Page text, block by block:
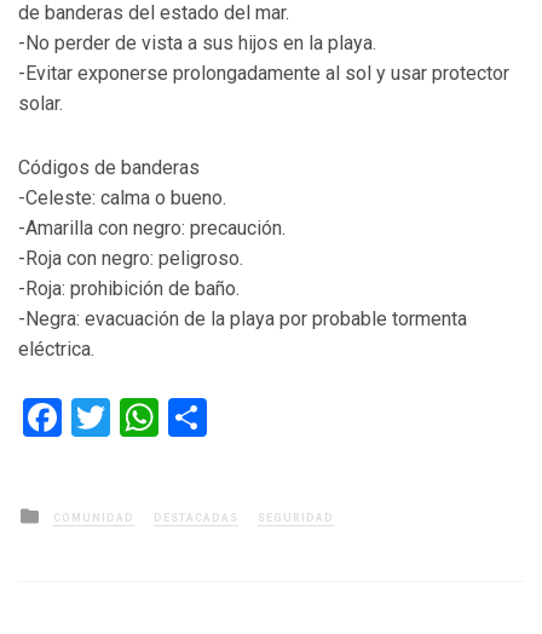
de banderas del estado del mar.
-No perder de vista a sus hijos en la playa.
-Evitar exponerse prolongadamente al sol y usar protector
solar.
Códigos de banderas
-Celeste: calma o bueno.
-Amarilla con negro: precaución.
-Roja con negro: peligroso.
-Roja: prohibición de baño.
-Negra: evacuación de la playa por probable tormenta
eléctrica.
Facebook
TwitterWhatsApp
Posted
in
COMUNIDAD DESTACADAS SEGURIDAD